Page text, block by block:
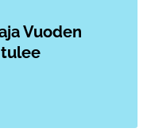
Vuoden